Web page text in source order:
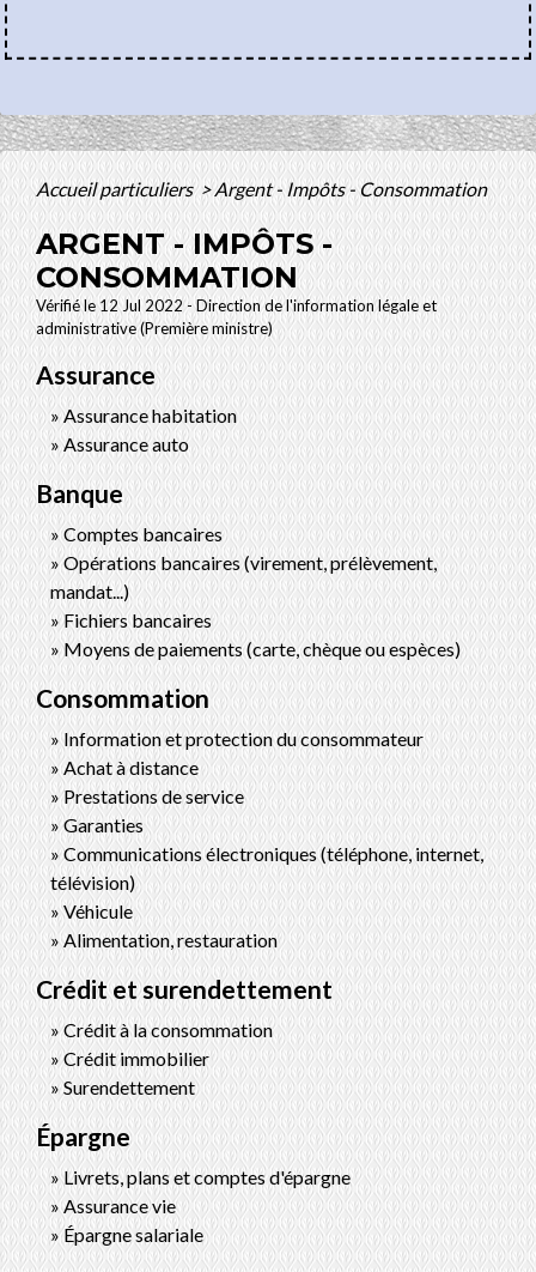
Accueil particuliers> Argent - Impôts - Consommation
ARGENT - IMPÔTS -
CONSOMMATION
Vérifié le 12 Jul 2022 - Direction de l'information légale et
administrative (Première ministre)
Assurance
Assurance habitation
Assurance auto
Banque
Comptes bancaires
Opérations bancaires (virement, prélèvement,
mandat...)
Fichiers bancaires
Moyens de paiements (carte, chèque ou espèces)
Consommation
Information et protection du consommateur
Achat à distance
Prestations de service
Garanties
Communications électroniques (téléphone, internet,
télévision)
Véhicule
Alimentation, restauration
Crédit et surendettement
Crédit à la consommation
Crédit immobilier
Surendettement
Épargne
Livrets, plans et comptes d'épargne
Assurance vie
Épargne salariale